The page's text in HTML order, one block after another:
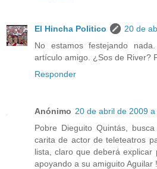
El Hincha Politico
20 de
No estamos festejando
artículo amigo. ¿Sos de River?
Responder
Anónimo 20 de abril de 2009 a
Pobre Dieguito Quintás,
carita de actor de teleteatros
lista, claro que deberá
apoyando a su amiguito Aguilar !